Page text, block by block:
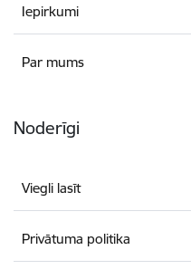
Iepirkumi
Par mums
Noderīgi
Viegli lasīt
Privātuma politika